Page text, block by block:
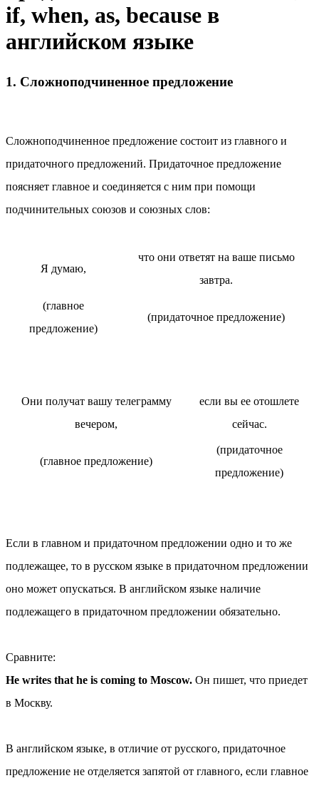
if, when, as, because в
английском языке
1. Сложноподчиненное предложение
Сложноподчиненное предложение состоит из главного и
придаточного предложений. Придаточное предложение
поясняет главное и соединяется с ним при помощи
подчинительных союзов и союзных слов:
Я думаю,
что они ответят на ваше письмо
завтра.
(главное
предложение)
(придаточное предложение)
Они получат вашу телеграмму
вечером,
если вы ее отошлете
сейчас.
(главное предложение)
(придаточное
предложение)
Если в главном и придаточном предложении одно и то же
подлежащее, то в русском языке в придаточном предложении
оно может опускаться. В английском языке наличие
подлежащего в придаточном предложении обязательно.
Сравните:
He writes that he is coming to Moscow. Он пишет, что приедет
в Москву.
В английском языке, в отличие от русского, придаточное
предложение не отделяется запятой от главного, если главное